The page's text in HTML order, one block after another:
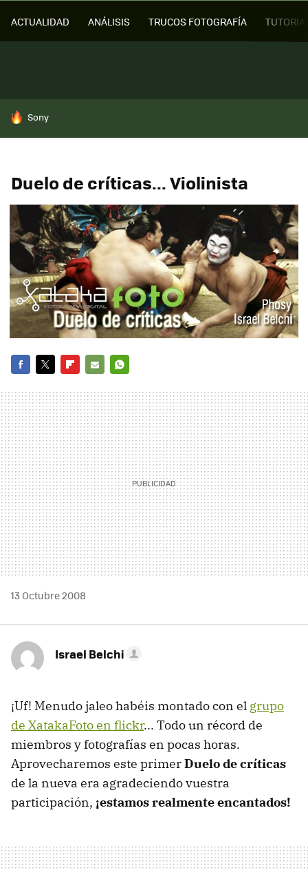
ACTUALIDAD ANÁLISIS TRUCOS FOTOGRAFÍA
HOY SE HABLA DE
Sony
Duelo de críticas... Violinista
MAIL
13 Octubre 2008
Israel Belchi
¡Uf! Menudo jaleo habéis montado con el grupo
de XatakaFoto en flickr... Todo un récord de
miembros y fotografías en pocas horas.
Aprovecharemos este primerDuelo de críticas
de la nueva era agradeciendo vuestra
participación, ¡estamos realmente encantados!